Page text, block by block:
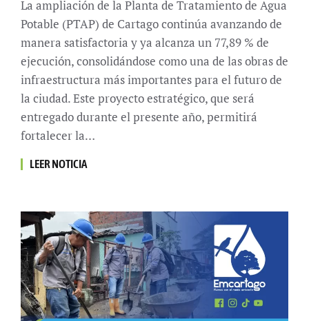
La ampliación de la Planta de Tratamiento de Agua
Potable (PTAP) de Cartago continúa avanzando de
manera satisfactoria y ya alcanza un 77,89 % de
ejecución, consolidándose como una de las obras de
infraestructura más importantes para el futuro de
la ciudad. Este proyecto estratégico, que será
entregado durante el presente año, permitirá
fortalecer la…
LEER NOTICIA